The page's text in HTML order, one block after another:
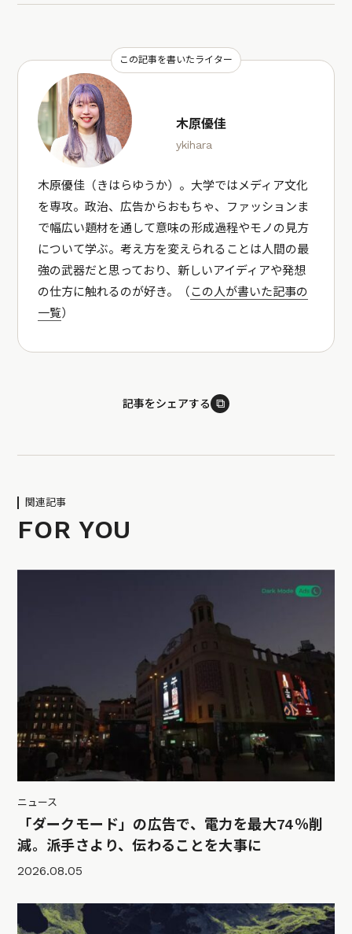
この記事を書いたライター
木原優佳
ykihara
木原優佳（きはらゆうか）。大学ではメディア文化
を専攻。政治、広告からおもちゃ、ファッションま
で幅広い題材を通して意味の形成過程やモノの見方
について学ぶ。考え方を変えられることは人間の最
強の武器だと思っており、新しいアイディアや発想
の仕方に触れるのが好き。（この人が書いた記事の
一覧）
記事をシェアする ⧉
関連記事
FOR YOU
ニュース
「ダークモード」の広告で、電力を最大74％削
減。派手さより、伝わることを大事に
2026.08.05